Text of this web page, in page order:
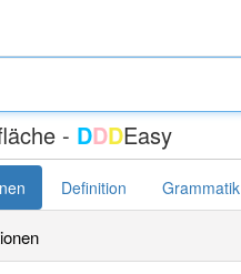
- DDDEasy
Definition Grammatik